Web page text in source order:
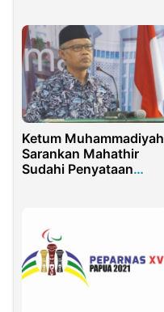
Ketum Muhammadiyah
Sarankan Mahathir
Sudahi Penyataan